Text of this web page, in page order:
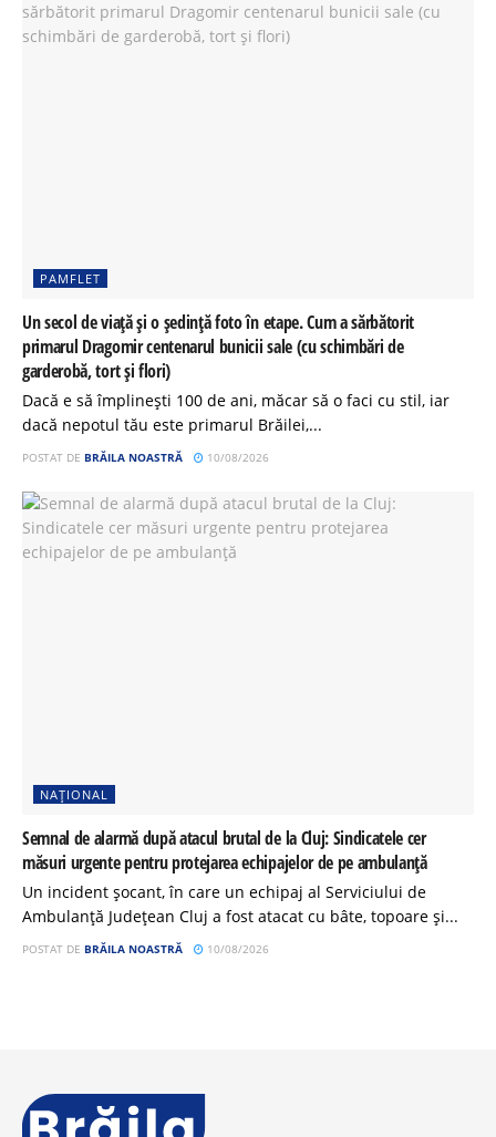
PAMFLET
Un secol de viață și o ședință foto în etape. Cum a sărbătorit
primarul Dragomir centenarul bunicii sale (cu schimbări de
garderobă, tort și flori)
Dacă e să împlinești 100 de ani, măcar să o faci cu stil, iar
dacă nepotul tău este primarul Brăilei,...
POSTAT DE BRĂILA NOASTRĂ 10/08/2026
NAȚIONAL
Semnal de alarmă după atacul brutal de la Cluj: Sindicatele cer
măsuri urgente pentru protejarea echipajelor de pe ambulanță
Un incident șocant, în care un echipaj al Serviciului de
Ambulanță Județean Cluj a fost atacat cu bâte, topoare și...
POSTAT DE BRĂILA NOASTRĂ 10/08/2026